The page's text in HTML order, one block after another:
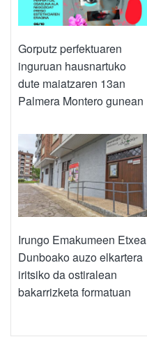
Gorputz perfektuaren
inguruan hausnartuko
dute maiatzaren 13an
Palmera Montero gunean
Irungo Emakumeen Etxea
Dunboako auzo elkartera
iritsiko da ostiralean
bakarrizketa formatuan